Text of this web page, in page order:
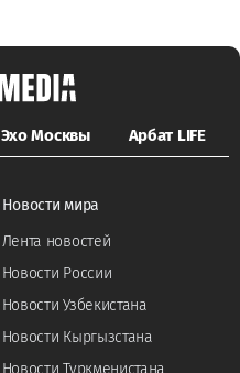
Эхо Москвы Арбат LIFE
Новости мира
Лента новостей
Новости России
Новости Узбекистана
Новости Кыргызстана